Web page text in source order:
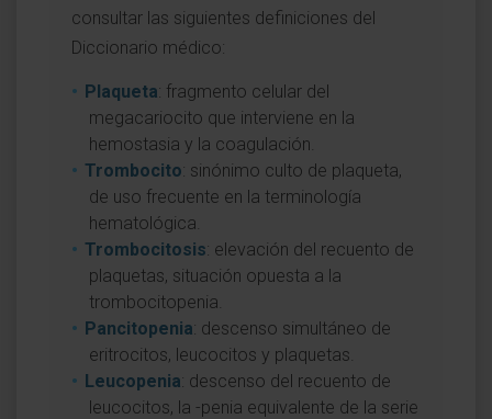
consultar las siguientes definiciones del
Diccionario médico:
Plaqueta: fragmento celular del
megacariocito que interviene en la
hemostasia y la coagulación.
Trombocito: sinónimo culto de plaqueta,
de uso frecuente en la terminología
hematológica.
Trombocitosis: elevación del recuento de
plaquetas, situación opuesta a la
trombocitopenia.
Pancitopenia: descenso simultáneo de
eritrocitos, leucocitos y plaquetas.
Leucopenia: descenso del recuento de
leucocitos, la -penia equivalente de la serie